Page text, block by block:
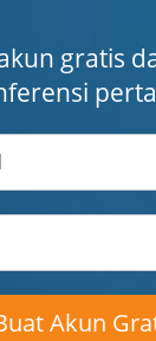
gratis
Akun